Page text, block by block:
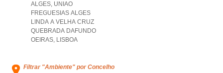
ALGES, UNIAO
FREGUESIAS ALGES
LINDA A VELHA CRUZ
QUEBRADA DAFUNDO
OEIRAS, LISBOA
Filtrar "Ambiente" por Concelho